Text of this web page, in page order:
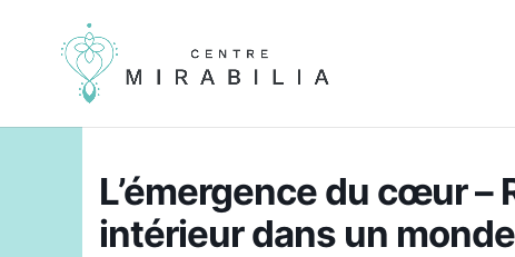
L’émergence du cœur –
intérieur dans un